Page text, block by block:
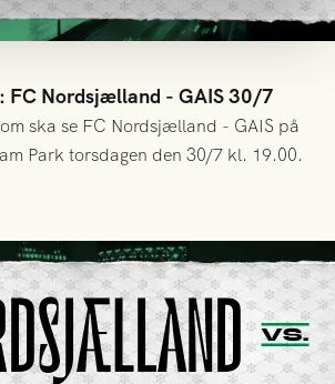
FC Nordsjælland - GAIS 30/7
ska se FC Nordsjælland - GAIS på
Park torsdagen den 30/7 kl. 19.00.